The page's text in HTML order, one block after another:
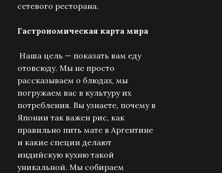
сетевого ресторана.
Гастрономическая карта мира
Наша цель — показать вам еду
отовсюду. Мы не просто
рассказываем о блюдах, мы
погружаем вас в культуру их
потребления. Вы узнаете, почему в
Японии так важен рис, как
правильно пить мате в Аргентине
и какие специи делают
индийскую кухню такой
уникальной. Мы собираем